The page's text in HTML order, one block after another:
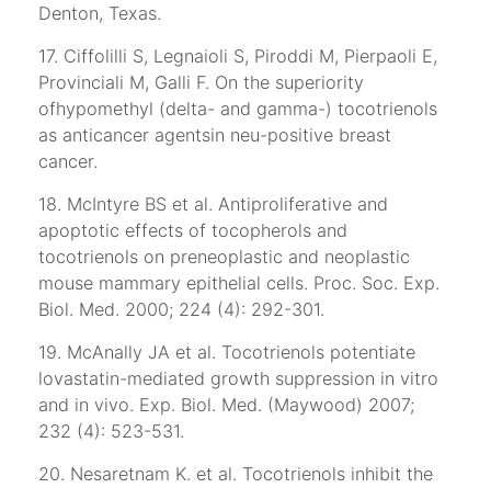
Denton, Texas.
17. Ciffolilli S, Legnaioli S, Piroddi M, Pierpaoli E,
Provinciali M, Galli F. On the superiority
ofhypomethyl (delta- and gamma-) tocotrienols
as anticancer agentsin neu-positive breast
cancer.
18. McIntyre BS et al. Antiproliferative and
apoptotic effects of tocopherols and
tocotrienols on preneoplastic and neoplastic
mouse mammary epithelial cells. Proc. Soc. Exp.
Biol. Med. 2000; 224 (4): 292-301.
19. McAnally JA et al. Tocotrienols potentiate
lovastatin-mediated growth suppression in vitro
and in vivo. Exp. Biol. Med. (Maywood) 2007;
232 (4): 523-531.
20. Nesaretnam K. et al. Tocotrienols inhibit the